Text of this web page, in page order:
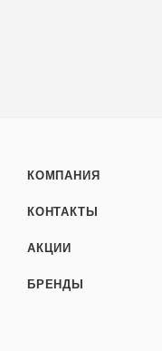
КОМПАНИЯ
КОНТАКТЫ
АКЦИИ
БРЕНДЫ